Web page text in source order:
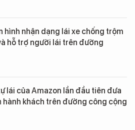
hình nhận dạng lái xe chống trộm
hỗ trợ người lái trên đường
lái của Amazon lần đầu tiên đưa
hành khách trên đường công cộng